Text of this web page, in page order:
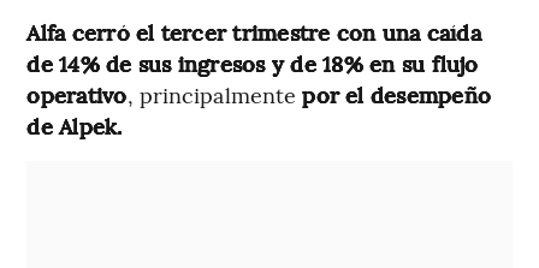
Alfa cerró el tercer trimestre con una caída
de 14% de sus ingresos y de 18% en su flujo
operativo, principalmentepor el desempeño
de Alpek.